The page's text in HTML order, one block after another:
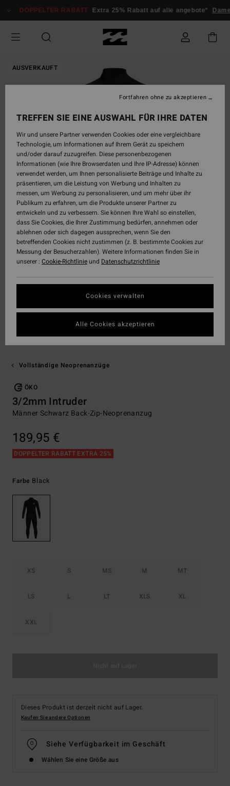
zur
springen
DOPPELTER RABATT Extra 25% Rabatt auf alle angebote* Damen
AUSVERKAUFT
Vollständige Neoprenanzüge
ÖKO
3/2mm Intruder
Männer Schwarz Back-Zip-Neoprenanzug
189,95 €
DOPPELTER RABATT EXTRA 25%
Farbe Black
XS S MS M MT
LS L LT XLS XL
XXL
Dieses Produkt ist derzeit nicht auf Lager.
Kaufen Sie andere Optionen
Siehe Verfügbarkeit im Geschäft
Wählen Sie eine Größe aus
TREFFEN SIE EINE AUSWAHL FÜR IHRE DATEN
Wir und unsere Partner verwenden Cookies oder eine vergleichbare
Technologie, um Informationen auf Ihrem Gerät zu speichern
und/oder darauf zuzugreifen. Diese personenbezogenen
Informationen (wie Ihre Browserdaten und Ihre IP-Adresse) können
verwendet werden, um Ihnen personalisierte Beiträge und Inhalte zu
präsentieren, um die Leistung von Werbung und Inhalten zu
messen, um Werbung zu personalisieren, und um mehr über ihr
Publikum zu erfahren, um die Produkte unserer Partner zu
entwickeln und zu verbessern. Sie können Ihre Wahl so einstellen,
dass Sie Cookies, die Ihrer Zustimmung bedürfen, annehmen oder
ablehnen oder sich dagegen aussprechen, wenn Sie den
betreffenden Cookies nicht zustimmen (z. B. bestimmte Cookies zur
Messung der Besucherzahlen). Weitere Informationen finden Sie in
unserer : Cookie-Richtlinieund Datenschutzrichtlinie
Cookies verwalten
Fortfahren ohne zu akzeptieren
Alle Cookies akzeptieren